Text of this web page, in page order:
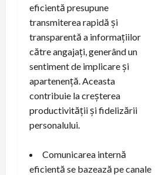
eficientă presupune
transmiterea rapidă și
transparentă a informațiilor
către angajați, generând un
sentiment de implicare și
apartenență. Aceasta
contribuie la creșterea
productivității și fidelizării
personalului.
Comunicarea internă
eficientă se bazează pe canale